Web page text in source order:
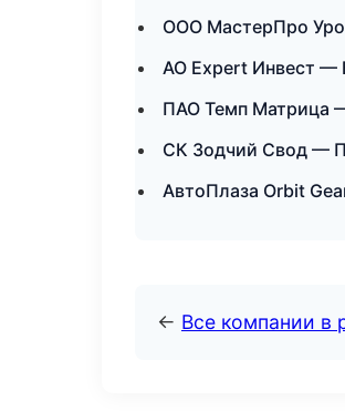
ООО МастерПро
АО Expert Инвест —
ПАО Темп Матрица
СК Зодчий Свод —
АвтоПлаза Orbit
← Все компании в